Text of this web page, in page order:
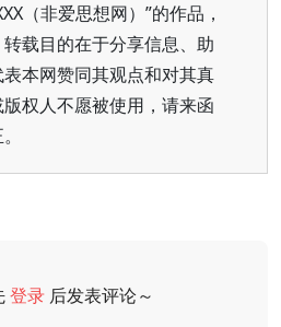
（非爱思想网）”的作品，
载目的在于分享信息、助
本网赞同其观点和对其真
权人不愿被使用，请来函
登录 后发表评论～